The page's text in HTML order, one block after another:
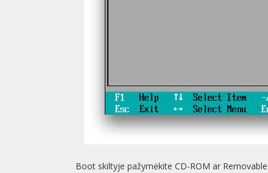
Boot skiltyje pažymėkite CD-ROM ar